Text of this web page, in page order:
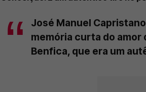
José Manuel
memória curta do amor
Benfica, que era um